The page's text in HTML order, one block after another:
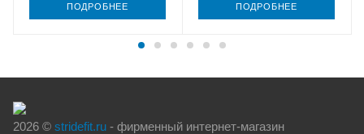
ПОДРОБНЕЕ ПОДРОБНЕЕ
2026 © stridefit.ru - фирменный интернет-магазин